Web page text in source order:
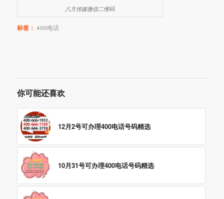
八方传媒微信二维码
标签： 400电话
你可能还喜欢
12月2号可办理400电话号码精选
10月31号可办理400电话号码精选